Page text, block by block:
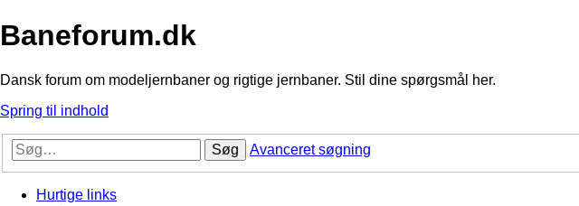
Baneforum.dk
Dansk forum om modeljernbaner og rigtige jernbaner. Stil dine spørgsmål her.
Spring til indhold
Søg Avanceret søgning
Hurtige links